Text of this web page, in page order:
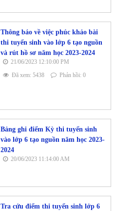
Thông báo về việc phúc khảo bài
thi tuyển sinh vào lớp 6 tạo nguồn
và rút hồ sơ năm học 2023-2024
21/06/2023 12:10:00 PM
Đã xem: 5438
Phản hồi: 0
Bảng ghi điểm Kỳ thi tuyển sinh
vào lớp 6 tạo nguồn năm học 2023-
2024
20/06/2023 11:14:00 AM
Tra cứu điểm thi tuyển sinh lớp 6